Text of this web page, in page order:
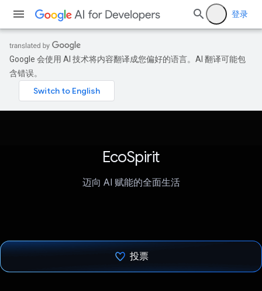
登录
Google 会使用 AI 技术将内容翻译成您偏好的语言。AI 翻译可能包
含错误。
EcoSpirit
迈向 AI 赋能的全面生活
投票